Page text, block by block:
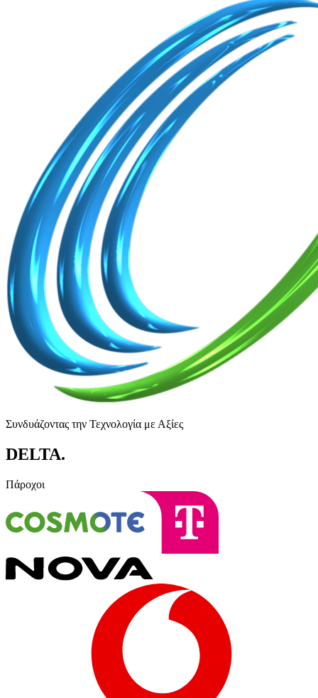
Συνδυάζοντας την Τεχνολογία με Αξίες
DELTA.
Πάροχοι